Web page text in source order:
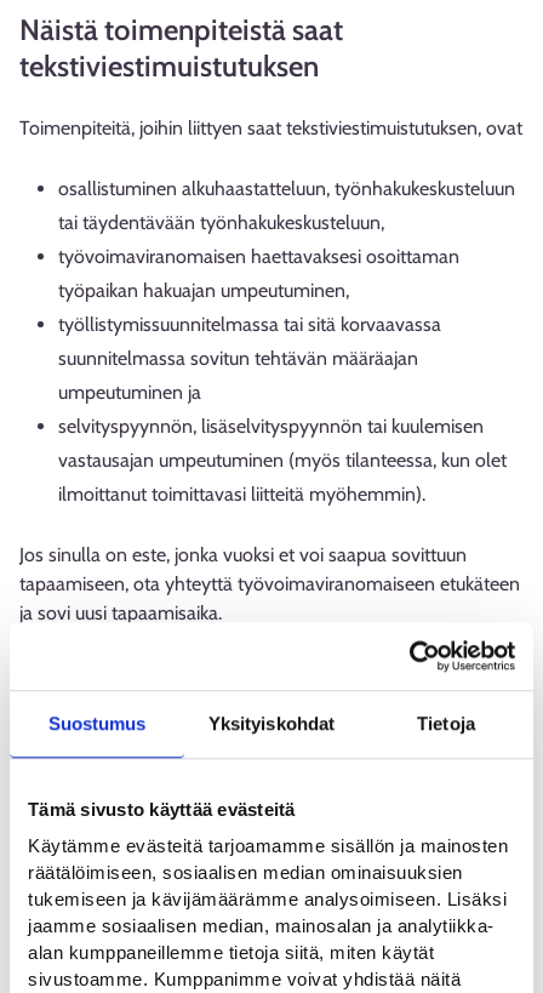
Suostumus Yksityiskohdat Tietoja
Tämä sivusto käyttää evästeitä
Käytämme evästeitä tarjoamamme sisällön ja mainosten
räätälöimiseen, sosiaalisen median ominaisuuksien
tukemiseen ja kävijämäärämme analysoimiseen. Lisäksi
jaamme sosiaalisen median, mainosalan ja analytiikka-
alan kumppaneillemme tietoja siitä, miten käytät
sivustoamme. Kumppanimme voivat yhdistää näitä
Näistä toimenpiteistä saat
tekstiviestimuistutuksen
Toimenpiteitä, joihin liittyen saat tekstiviestimuistutuksen, ovat
osallistuminen alkuhaastatteluun, työnhakukeskusteluun
tai täydentävään työnhakukeskusteluun,
työvoimaviranomaisen haettavaksesi osoittaman
työpaikan hakuajan umpeutuminen,
työllistymissuunnitelmassa tai sitä korvaavassa
suunnitelmassa sovitun tehtävän määräajan
umpeutuminen ja
selvityspyynnön, lisäselvityspyynnön tai kuulemisen
vastausajan umpeutuminen (myös tilanteessa, kun olet
ilmoittanut toimittavasi liitteitä myöhemmin).
Jos sinulla on este, jonka vuoksi et voi saapua sovittuun
tapaamiseen, ota yhteyttä työvoimaviranomaiseen etukäteen
ja sovi uusi tapaamisaika.
Edellytyksenä tekstiviestimuistutuksen vastaanottamiselle on,
että työvoimaviranomaisen käytössä olevissa tiedoissasi on
tiedoissasi oikeassa muodossa. Oikea muoto tarkoittaa, että
numerossa ei ole erikoismerkkejä, kuten esimerkiksi sulkeita,
pisteitä tai kirjaimia. Numerossa voi olla +358- tai 00358-
maatunnus, mutta numero voi olla tiedoissasi myös ilman
maatunnusta.